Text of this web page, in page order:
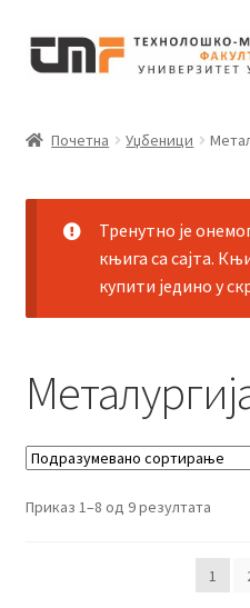
Прескочи
на
Скочи
на
Мој налог
Наруџбина
Почетна Уџбеници
Тренутно је
књига са сајта.
купити једино у
Приказ 1–8 од 9 резултата
1